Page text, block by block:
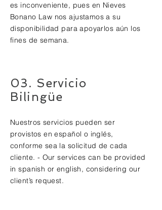
es inconveniente, pues en Nieves
Bonano Law nos ajustamos a su
disponibilidad para apoyarlos aún los
fines de semana.
03. Servicio
Bilingüe
Nuestros servicios pueden ser
provistos en español o inglés,
conforme sea la solicitud de cada
cliente. - Our services can be provided
in spanish or english, considering our
client’s request.